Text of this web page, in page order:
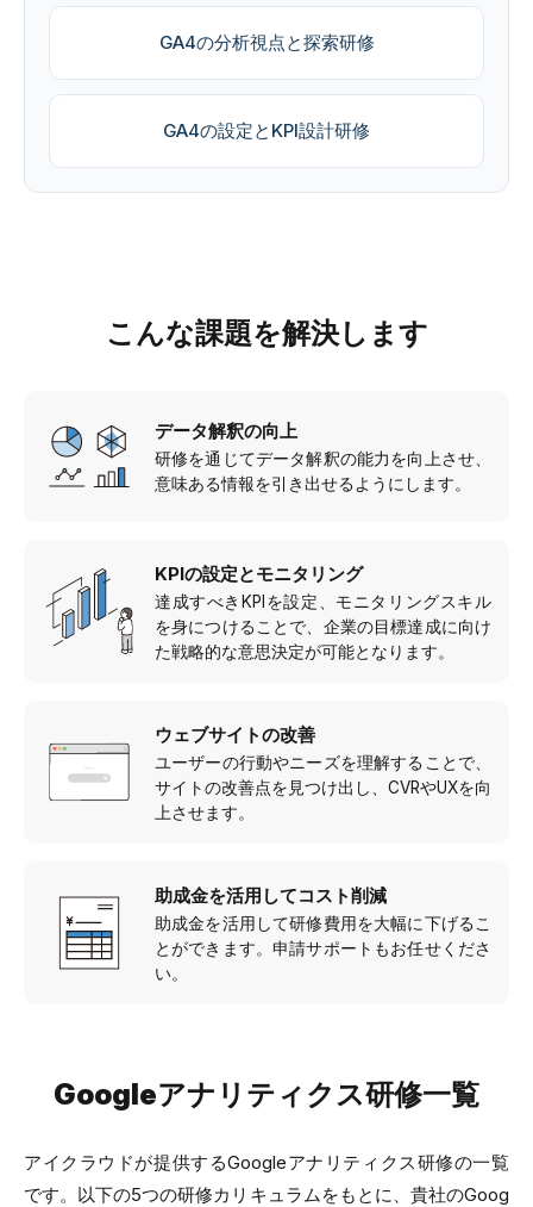
GA4の分析視点と探索研修
GA4の設定とKPI設計研修
こんな課題を解決します
データ解釈の向上
研修を通じてデータ解釈の能力を向上させ、
意味ある情報を引き出せるようにします。
KPIの設定とモニタリング
達成すべきKPIを設定、モニタリングスキル
を身につけることで、企業の目標達成に向け
た戦略的な意思決定が可能となります。
ウェブサイトの改善
ユーザーの行動やニーズを理解することで、
サイトの改善点を見つけ出し、CVRやUXを向
上させます。
助成金を活用してコスト削減
助成金を活用して研修費用を大幅に下げるこ
とができます。申請サポートもお任せくださ
い。
Googleアナリティクス研修一覧
アイクラウドが提供するGoogleアナリティクス研修の一覧
です。以下の5つの研修カリキュラムをもとに、貴社のGoog